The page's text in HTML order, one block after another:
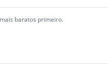
baratos primeiro.